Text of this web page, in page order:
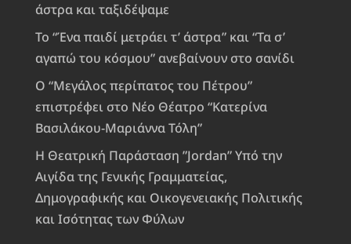
άστρα και ταξιδέψαμε
Το “Ένα παιδί μετράει τ’ άστρα” και “Τα σ’
αγαπώ του κόσμου” ανεβαίνουν στο σανίδι
Ο “Μεγάλος περίπατος του Πέτρου”
επιστρέφει στο Νέο Θέατρο “Κατερίνα
Βασιλάκου-Μαριάννα Τόλη”
Η Θεατρική Παράσταση ”Jordan” Υπό την
Αιγίδα της Γενικής Γραμματείας,
Δημογραφικής και Οικογενειακής Πολιτικής
και Ισότητας των Φύλων